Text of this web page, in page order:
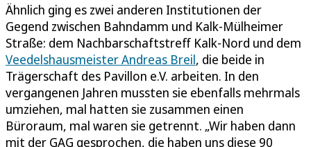
Ähnlich ging es zwei anderen Institutionen der
Gegend zwischen Bahndamm und Kalk-Mülheimer
Straße: dem Nachbarschaftstreff Kalk-Nord und dem
Veedelshausmeister Andreas Breil, die beide in
Trägerschaft des Pavillon e.V. arbeiten. In den
vergangenen Jahren mussten sie ebenfalls mehrmals
umziehen, mal hatten sie zusammen einen
Büroraum, mal waren sie getrennt. „Wir haben dann
mit der GAG gesprochen, die haben uns diese 90